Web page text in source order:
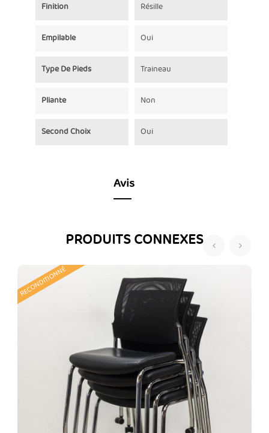
Finition Résille
Empilable Oui
Type De Pieds Traineau
Pliante Non
Second Choix Oui
Avis
PRODUITS CONNEXES
RECONDITIONNÉ